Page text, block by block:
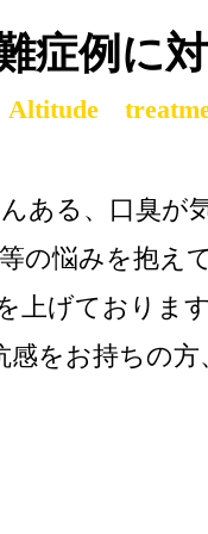
症例に
Altitude
ある、口臭が
の悩みを抱え
上げておりま
感をお持ちの